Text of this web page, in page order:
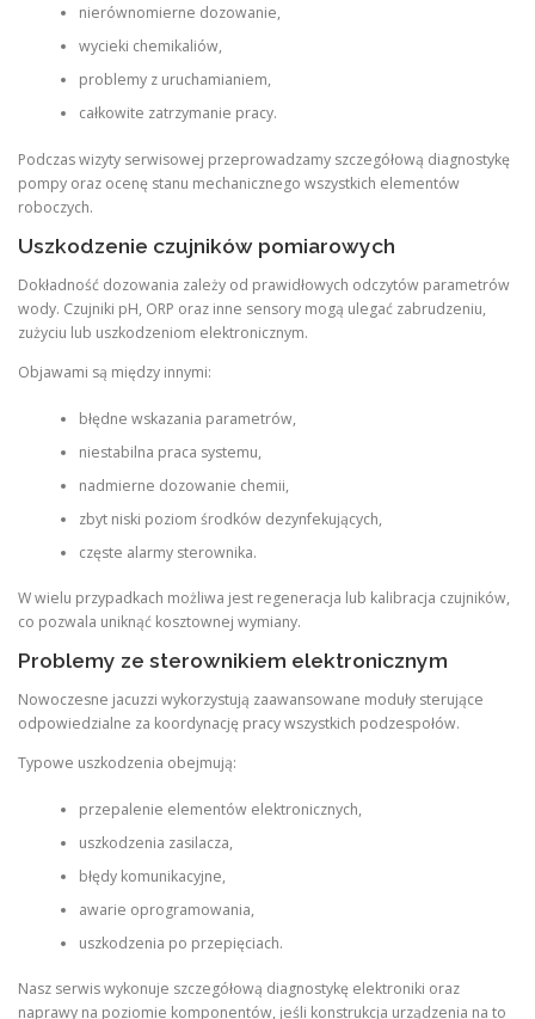
nierównomierne dozowanie,
wycieki chemikaliów,
problemy z uruchamianiem,
całkowite zatrzymanie pracy.
Podczas wizyty serwisowej przeprowadzamy szczegółową diagnostykę
pompy oraz ocenę stanu mechanicznego wszystkich elementów
roboczych.
Uszkodzenie czujników pomiarowych
Dokładność dozowania zależy od prawidłowych odczytów parametrów
wody. Czujniki pH, ORP oraz inne sensory mogą ulegać zabrudzeniu,
zużyciu lub uszkodzeniom elektronicznym.
Objawami są między innymi:
błędne wskazania parametrów,
niestabilna praca systemu,
nadmierne dozowanie chemii,
zbyt niski poziom środków dezynfekujących,
częste alarmy sterownika.
W wielu przypadkach możliwa jest regeneracja lub kalibracja czujników,
co pozwala uniknąć kosztownej wymiany.
Problemy ze sterownikiem elektronicznym
Nowoczesne jacuzzi wykorzystują zaawansowane moduły sterujące
odpowiedzialne za koordynację pracy wszystkich podzespołów.
Typowe uszkodzenia obejmują:
przepalenie elementów elektronicznych,
uszkodzenia zasilacza,
błędy komunikacyjne,
awarie oprogramowania,
uszkodzenia po przepięciach.
Nasz serwis wykonuje szczegółową diagnostykę elektroniki oraz
naprawy na poziomie komponentów, jeśli konstrukcja urządzenia na to